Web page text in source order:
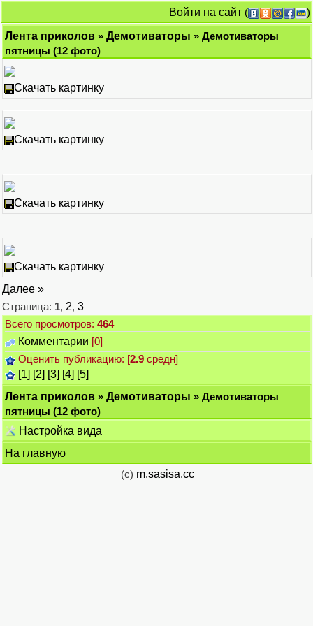
Войти на сайт (
)
Лента приколов » Демотиваторы » Демотиваторы
пятницы (12 фото)
Скачать картинку
Скачать картинку
Скачать картинку
Скачать картинку
Далее »
Страница: 1, 2, 3
Всего просмотров: 464
Комментарии [0]
Оценить публикацию: [2.9 средн]
[1] [2] [3] [4] [5]
Лента приколов » Демотиваторы » Демотиваторы
пятницы (12 фото)
Настройка вида
На главную
(c) m.sasisa.cc